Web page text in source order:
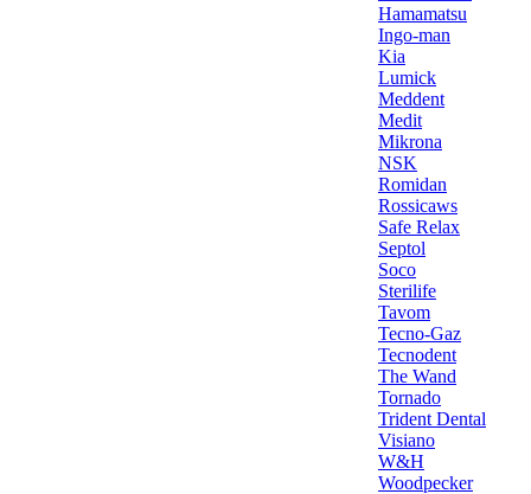
Hamamatsu
Ingo-man
Kia
Lumick
Meddent
Medit
Mikrona
NSK
Romidan
Rossicaws
Safe Relax
Septol
Soco
Sterilife
Tavom
Tecno-Gaz
Tecnodent
The Wand
Tornado
Trident Dental
Visiano
W&H
Woodpecker